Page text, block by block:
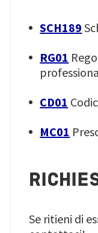
SCH189
RG01
CD01
MC01
Se ritieni di